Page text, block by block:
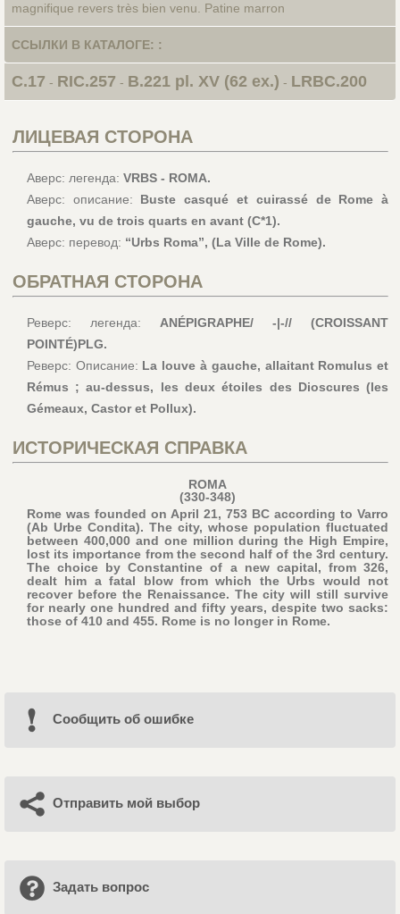
magnifique revers très bien venu. Patine marron
ССЫЛКИ В КАТАЛОГЕ: :
C.17 - RIC.257 - B.221 pl. XV (62 ex.) - LRBC.200
ЛИЦЕВАЯ СТОРОНА
Аверс: легенда: VRBS - ROMA.
Аверс: описание: Buste casqué et cuirassé de Rome à
gauche, vu de trois quarts en avant (C*1).
Аверс: перевод: “Urbs Roma”, (La Ville de Rome).
ОБРАТНАЯ СТОРОНА
Реверс: легенда: ANÉPIGRAPHE/ -|-// (CROISSANT
POINTÉ)PLG.
Реверс: Описание: La louve à gauche, allaitant Romulus et
Rémus ; au-dessus, les deux étoiles des Dioscures (les
Gémeaux, Castor et Pollux).
ИСТОРИЧЕСКАЯ СПРАВКА
ROMA
(330-348)
Rome was founded on April 21, 753 BC according to Varro
(Ab Urbe Condita). The city, whose population fluctuated
between 400,000 and one million during the High Empire,
lost its importance from the second half of the 3rd century.
The choice by Constantine of a new capital, from 326,
dealt him a fatal blow from which the Urbs would not
recover before the Renaissance. The city will still survive
for nearly one hundred and fifty years, despite two sacks:
those of 410 and 455. Rome is no longer in Rome.
Cообщить об ошибке
Отправить мой выбор
Задать вопрос